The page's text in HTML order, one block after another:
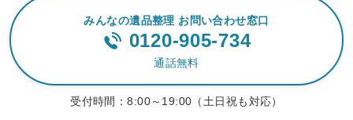
みんなの遺品整理 お問い合わせ窓口
0120-905-734
通話無料
受付時間：8:00～19:00（土日祝も対応）